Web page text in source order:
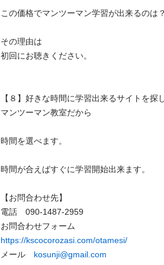
この価格でマンツーマン学習が出来るのは？
その理由は
初回にお聴きください。
【８】好きな時間に学習出来るサイトを探
マンツーマン教室だから
時間を選べます。
時間が合えばすぐに学習開始出来ます。
【お問合わせ先】
電話　090-1487-2959
https://kscocorozasi.com/otamesi/
メール kosunji@gmail.com